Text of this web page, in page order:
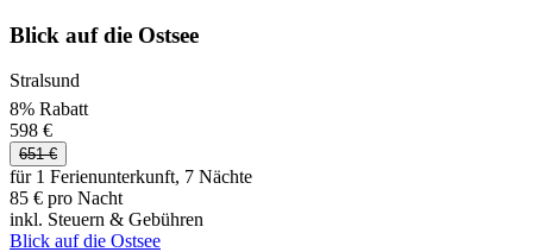
Blick auf die Ostsee
Stralsund
8% Rabatt
598 €
651 €
für 1 Ferienunterkunft, 7 Nächte
85 € pro Nacht
inkl. Steuern & Gebühren
Blick auf die Ostsee